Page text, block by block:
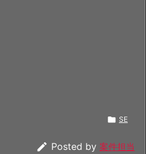
 SE
 Posted by 案件担当